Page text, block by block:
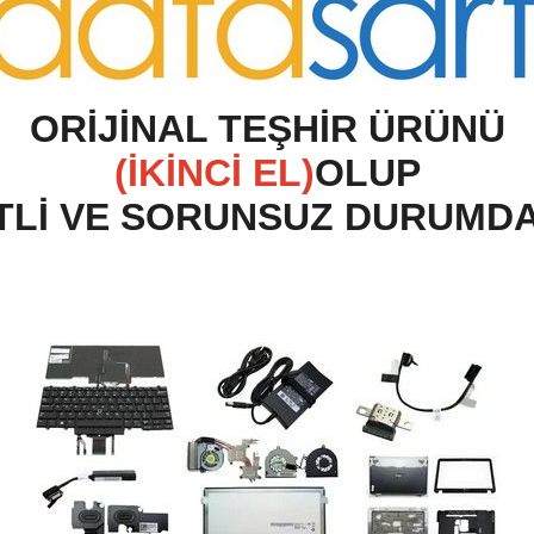
ORİJİNAL TEŞHİR ÜRÜNÜ
(İKİNCİ EL)OLUP
VE SORUNSUZ